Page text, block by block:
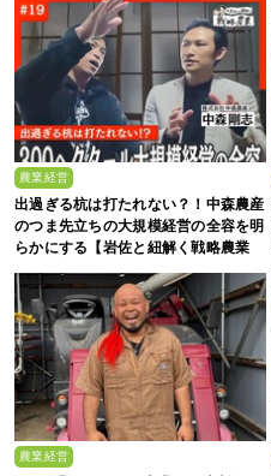
農業経営
出過ぎる杭は打たれない？！中森農産
のつま先立ちの大規模経営の全容を明
らかにする【岩佐と紐解く戦略農業
#19】
農業経営